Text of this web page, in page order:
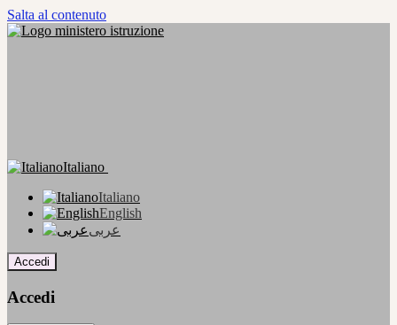
Salta al contenuto
Italiano
Italiano
English
عربى
Accedi
Accedi